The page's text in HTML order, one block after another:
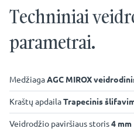
Techniniai
parametrai.
MedžiagaAGC MIROX
Kraštų apdailaTrapecinis
Veidrodžio paviršiaus storis4 mm